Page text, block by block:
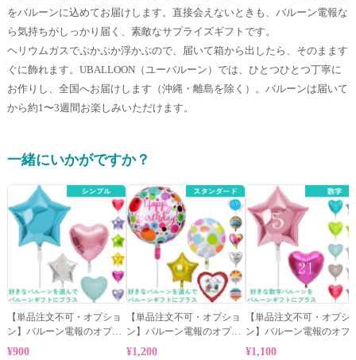
をバルーンに込めてお届けします。直接会えないときも、バルーン電報な
ら気持ちがしっかり届く、素敵なサプライズギフトです。
ヘリウムガスでぷかぷか浮かぶので、届いて箱から出したら、そのまます
ぐに飾れます。UBALLOON（ユーバルーン）では、ひとつひとつ丁寧に
お作りし、全国へお届けします（沖縄・離島を除く）。バルーンは届いて
から約1〜3週間お楽しみいただけます。
一緒にいかがですか？
【単品注文不可・オプショ
ン】バルーン電報のオプシ
ョン★シンプルバルーン
¥900
【単品注文不可・オプショ
ン】バルーン電報のオプシ
ョン★スタンダードバルー
¥1,200
【単品注文不可・オプシ
ン】バルーン電報のオプ
ョン★数字バルーン
¥1,100